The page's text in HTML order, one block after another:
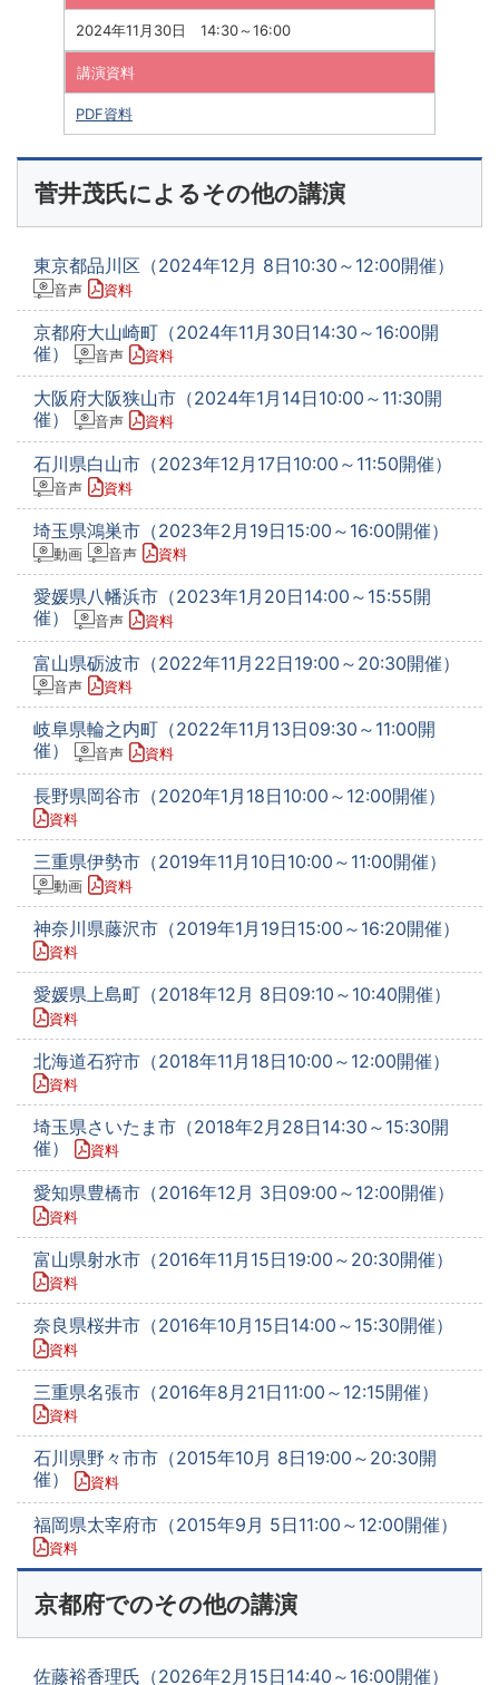
2024年11月30日 14:30～16:00
講演資料
PDF資料
菅井茂氏によるその他の講演
東京都品川区（2024年12月 8日10:30～12:00開催）
音声 資料
京都府大山崎町（2024年11月30日14:30～16:00開
催）
音声 資料
大阪府大阪狭山市（2024年1月14日10:00～11:30開
催）
音声 資料
石川県白山市（2023年12月17日10:00～11:50開催）
音声 資料
埼玉県鴻巣市（2023年2月19日15:00～16:00開催）
動画 音声 資料
愛媛県八幡浜市（2023年1月20日14:00～15:55開
催）
音声 資料
富山県砺波市（2022年11月22日19:00～20:30開催）
音声 資料
岐阜県輪之内町（2022年11月13日09:30～11:00開
催）
音声 資料
長野県岡谷市（2020年1月18日10:00～12:00開催）
資料
三重県伊勢市（2019年11月10日10:00～11:00開催）
動画 資料
神奈川県藤沢市（2019年1月19日15:00～16:20開催）
資料
愛媛県上島町（2018年12月 8日09:10～10:40開催）
資料
北海道石狩市（2018年11月18日10:00～12:00開催）
資料
埼玉県さいたま市（2018年2月28日14:30～15:30開
催）
資料
愛知県豊橋市（2016年12月 3日09:00～12:00開催）
資料
富山県射水市（2016年11月15日19:00～20:30開催）
資料
奈良県桜井市（2016年10月15日14:00～15:30開催）
資料
三重県名張市（2016年8月21日11:00～12:15開催）
資料
石川県野々市市（2015年10月 8日19:00～20:30開
催）
資料
福岡県太宰府市（2015年9月 5日11:00～12:00開催）
資料
京都府でのその他の講演
佐藤裕香理氏（2026年2月15日14:40～16:00開催）